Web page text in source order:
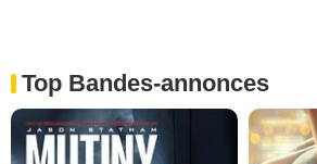
Top Bandes-annonces